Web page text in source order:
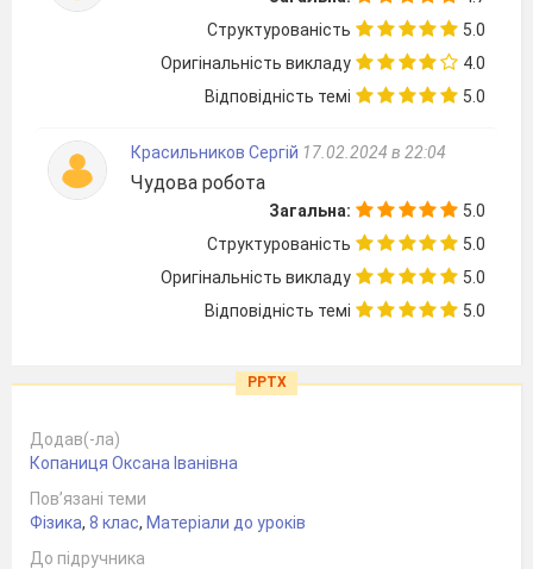
Структурованість
5.0
Оригінальність викладу
4.0
Відповідність темі
5.0
Красильников Сергій 17.02.2024 в 22:04
Чудова робота
Загальна:
5.0
Структурованість
5.0
Оригінальність викладу
5.0
Відповідність темі
5.0
PPTX
Додав(-ла)
Копаниця Оксана Іванівна
Пов’язані теми
Фізика, 8 клас, Матеріали до уроків
До підручника